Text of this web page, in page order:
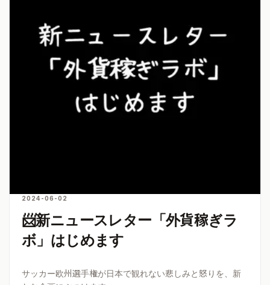
2024-06-02
📨新ニュースレター「外貨稼ぎラ
ボ」はじめます
サッカー欧州選手権が日本で観れない悲しみと怒りを、新